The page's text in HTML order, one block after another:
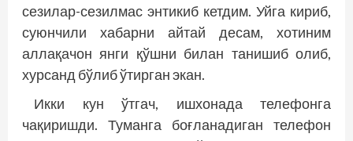
сезилар-сезилмас энтикиб кетдим. Уйга кириб,
суюнчили хабарни айтай десам, хотиним
аллақачон янги қўшни билан танишиб олиб,
хурсанд бўлиб ўтирган экан.
Икки кун ўтгач, ишхонада телефонга
чақиришди. Туманга боғланадиган телефон